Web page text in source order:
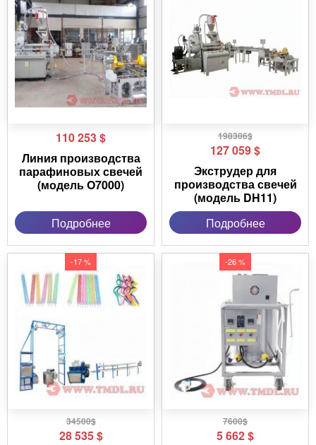
110 253$
Линия производства
парафиновых свечей
(модель O7000)
Подробнее
198306$
127 059$
Экструдер для
производства свечей
(модель DH11)
Подробнее
-17 %
34500$
28 535$
-26 %
7600$
5 662$